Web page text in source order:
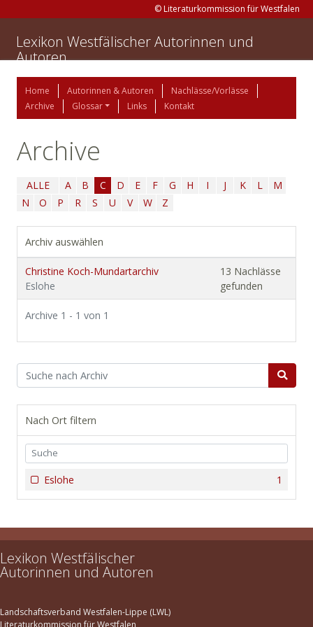
© Literaturkommission für Westfalen
Lexikon Westfälischer Autorinnen und
Autoren
Home Autorinnen & Autoren
Nachlässe/Vorlässe
Archive
Glossar Links Kontakt
Archive
ALLE A B C D E F G H I J K L
M
N
O P R S U V W Z
Archiv auswählen
Christine Koch-Mundartarchiv
Eslohe
13 Nachlässe
gefunden
Archive 1 - 1 von 1
Nach Ort filtern
1
Eslohe
Lexikon Westfälischer
Autorinnen und Autoren
Landschaftsverband Westfalen-Lippe (LWL)
Literaturkommission für Westfalen